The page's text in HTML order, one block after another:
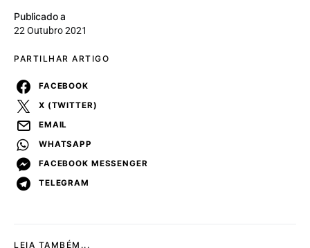
Publicado a
22 Outubro 2021
PARTILHAR ARTIGO
FACEBOOK
X (TWITTER)
EMAIL
WHATSAPP
FACEBOOK MESSENGER
TELEGRAM
LEIA TAMBÉM...